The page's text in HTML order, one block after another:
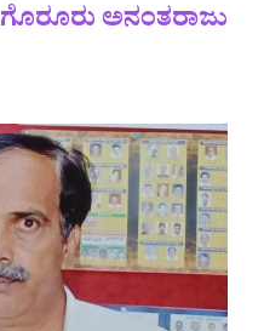
ಗೊರೂರು ಅನಂತರಾಜು